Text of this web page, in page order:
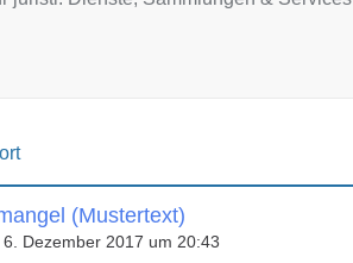
(Mustertext)
6. Dezember 2017 um 20:43